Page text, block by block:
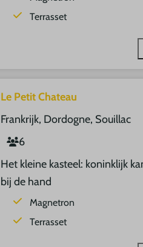
Terrasset
Le Petit Chateau
Frankrijk, Dordogne, Souillac
6
Het kleine kasteel: koninklijk
bij de hand
Magnetron
Terrasset